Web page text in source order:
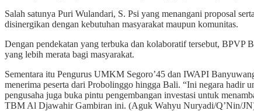
Salah satunya Puri Wulandari, S. Psi yang menangani proposal
disinergikan dengan kebutuhan masyarakat maupun komunitas.
Dengan pendekatan yang terbuka dan kolaboratif tersebut, BPVP
yang lebih merata bagi masyarakat.
Sementara itu Pengurus UMKM Segoro’45 dan IWAPI
menerima peserta dari Probolinggo hingga Bali. “Ini negara hadir
pengusaha juga buka pintu pengembangan investasi untuk
TBM Al Djawahir Gambiran ini. (Aguk Wahyu Nuryadi/Q’Nin/